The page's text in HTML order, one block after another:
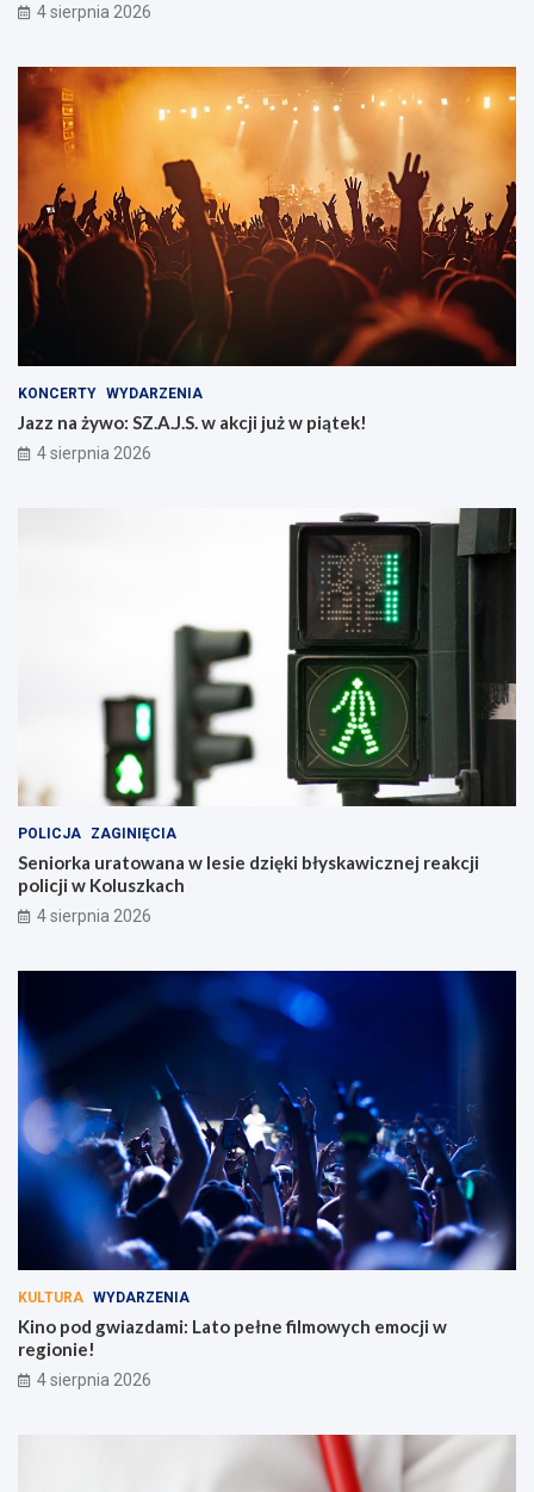
4 sierpnia 2026
KONCERTY WYDARZENIA
Jazz na żywo: SZ.A.J.S. w akcji już w piątek!
4 sierpnia 2026
POLICJA ZAGINIĘCIA
Seniorka uratowana w lesie dzięki błyskawicznej reakcji
policji w Koluszkach
4 sierpnia 2026
KULTURA WYDARZENIA
Kino pod gwiazdami: Lato pełne filmowych emocji w
regionie!
4 sierpnia 2026